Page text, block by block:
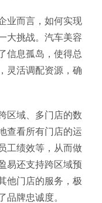
业而言，如何实现
大挑战。汽车美容
信息孤岛，使得总
灵活调配资源，确
区域、多门店的数
查看所有门店的运
工绩效等，从而做
易还支持跨区域预
他门店的服务，极
品牌忠诚度。